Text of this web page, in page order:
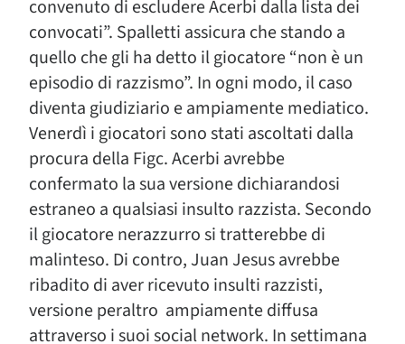
convenuto di escludere Acerbi dalla lista dei
convocati”. Spalletti assicura che stando a
quello che gli ha detto il giocatore “non è un
episodio di razzismo”. In ogni modo, il caso
diventa giudiziario e ampiamente mediatico.
Venerdì i giocatori sono stati ascoltati dalla
procura della Figc. Acerbi avrebbe
confermato la sua versione dichiarandosi
estraneo a qualsiasi insulto razzista. Secondo
il giocatore nerazzurro si tratterebbe di
malinteso. Di contro, Juan Jesus avrebbe
ribadito di aver ricevuto insulti razzisti,
versione peraltro ampiamente diffusa
attraverso i suoi social network. In settimana